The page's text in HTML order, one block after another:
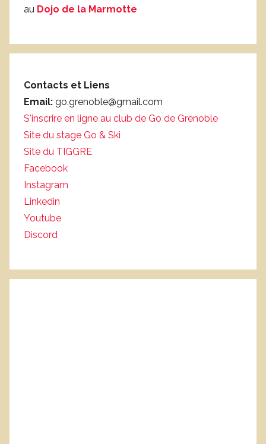
au Dojo de la Marmotte
Contacts et Liens
Email: go.grenoble@gmail.com
S'inscrire en ligne au club de Go de Grenoble
Site du stage Go & Ski
Site du TIGGRE
Facebook
Instagram
Linkedin
Youtube
Discord